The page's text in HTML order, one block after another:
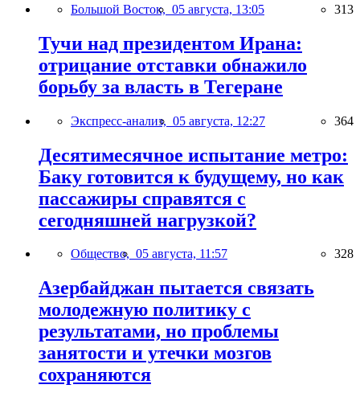
Большой Восток, 05 августа, 13:05 313
Тучи над президентом Ирана:
отрицание отставки обнажило
борьбу за власть в Тегеране
Экспресс-анализ, 05 августа, 12:27 364
Десятимесячное испытание метро:
Баку готовится к будущему, но как
пассажиры справятся с
сегодняшней нагрузкой?
Общество, 05 августа, 11:57 328
Азербайджан пытается связать
молодежную политику с
результатами, но проблемы
занятости и утечки мозгов
сохраняются